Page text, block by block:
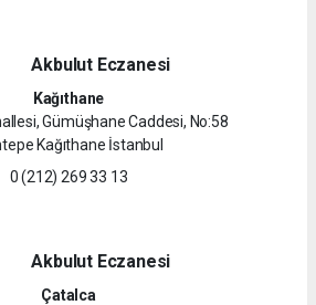
Akbulut Eczanesi
Kağıthane
Gümüşhane Caddesi, No:58
Kağıthane İstanbul
0 (212) 269 33 13
Akbulut Eczanesi
Çatalca